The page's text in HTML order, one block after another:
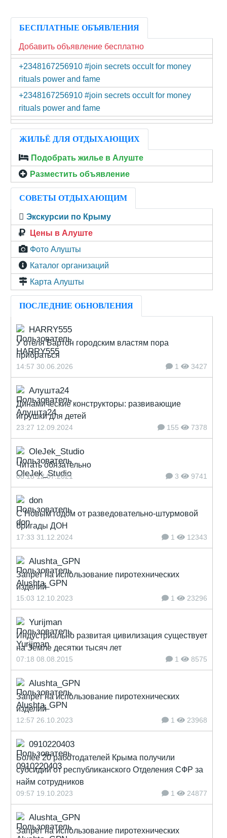
БЕСПЛАТНЫЕ ОБЪЯВЛЕНИЯ
Добавить объявление бесплатно
+2348167256910 #join secrets occult for money
rituals power and fame
+2348167256910 #join secrets occult for money
rituals power and fame
ЖИЛЬЁ ДЛЯ ОТДЫХАЮЩИХ
Подобрать жилье в Алуште
Разместить объявление
СОВЕТЫ ОТДЫХАЮЩИМ
Экскурсии по Крыму
Цены в Алуште
Фото Алушты
Каталог организаций
Карта Алушты
ПОСЛЕДНИЕ ОБНОВЛЕНИЯ
HARRY555
У отеля Бартон городским властям пора
прибраться
14:57 30.06.2026 1 3427
Алушта24
Динамические конструкторы: развивающие
игрушки для детей
23:27 12.09.2024 155 7378
OleJek_Studio
Читать обязательно
08:18 12.07.2021 3 9741
don
С Новым годом от разведовательно-штурмовой
бригады ДОН
17:33 31.12.2024 1 12343
Alushta_GPN
Запрет на использование пиротехнических
изделий
15:03 12.10.2023 1 23296
Yurijman
Индустриально развитая цивилизация существует
на Земле десятки тысяч лет
07:18 08.08.2015 1 8575
Alushta_GPN
Запрет на использование пиротехнических
изделий
12:57 26.10.2023 1 23968
0910220403
Более 20 работодателей Крыма получили
субсидии от республиканского Отделения СФР за
найм сотрудников
09:57 19.10.2023 1 24877
Alushta_GPN
Запрет на использование пиротехнических